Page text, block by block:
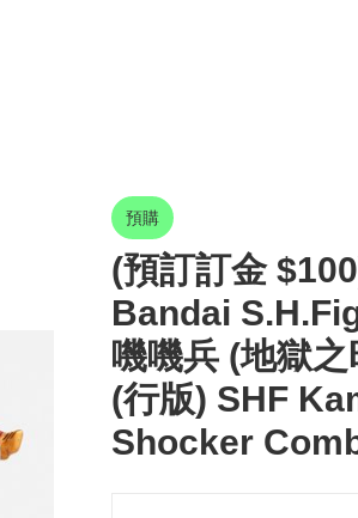
預購
(預訂訂金
Bandai
嘰嘰兵 (地獄
(行版) SHF
Shocker